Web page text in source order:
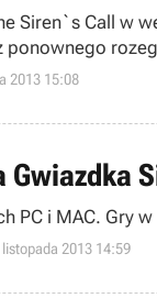
przerywników filmowych
2013 15:08
Gwiazdka
PC i MAC. Gry
listopada 2013 14:59